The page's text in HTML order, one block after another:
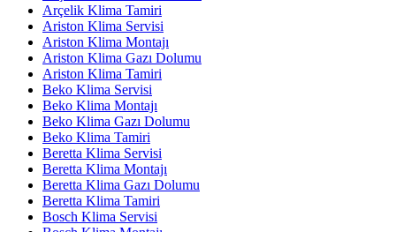
Arçelik Klima Tamiri
Ariston Klima Servisi
Ariston Klima Montajı
Ariston Klima Gazı Dolumu
Ariston Klima Tamiri
Beko Klima Servisi
Beko Klima Montajı
Beko Klima Gazı Dolumu
Beko Klima Tamiri
Beretta Klima Servisi
Beretta Klima Montajı
Beretta Klima Gazı Dolumu
Beretta Klima Tamiri
Bosch Klima Servisi